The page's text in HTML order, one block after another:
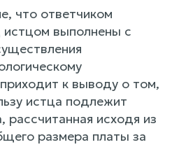
что ответчиком
истцом выполнены с
к выводу о том,
истца подлежит
рассчитанная исходя из
размера платы за